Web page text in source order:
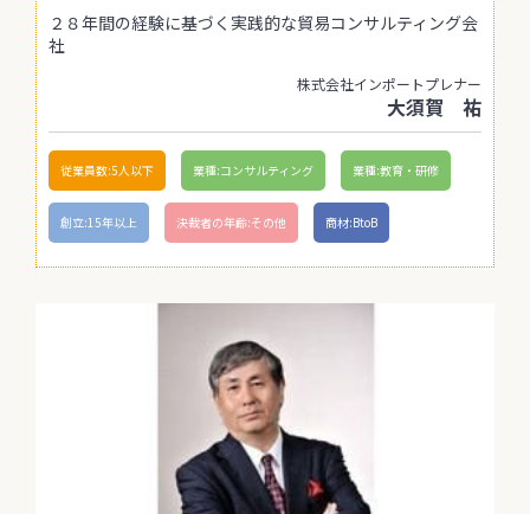
２８年間の経験に基づく実践的な貿易コンサルティング会
社
株式会社インポートプレナー
大須賀 祐
従業員数:5人以下 業種:コンサルティング 業種:教育・研修
創立:15年以上 決裁者の年齢:その他 商材:BtoB